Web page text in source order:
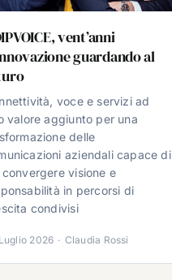
vent’anni
guardando al
voce e servizi ad
valore aggiunto per una
delle
aziendali capace di
visione e
in percorsi di
condivisi
2026 · Claudia Rossi